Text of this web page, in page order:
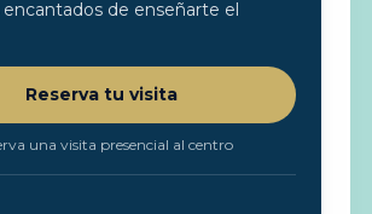
de enseñarte el
Reserva tu visita
una visita presencial al centro